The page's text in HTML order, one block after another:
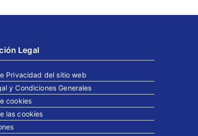
Legal
Privacidad del sitio web
y Condiciones Generales
cookies
las cookies